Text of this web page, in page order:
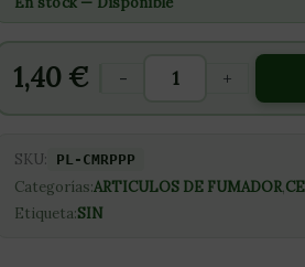
1,40 € - +
SKU: PL-CMRPPP
Categorías:ARTICULOS DE FUMADOR,
Etiqueta:SIN